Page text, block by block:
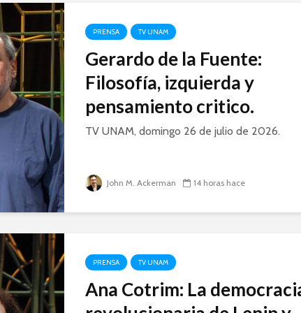
PRENSA TV UNAM
Gerardo de la Fuente:
Filosofía, izquierda y
pensamiento critico.
TV UNAM, domingo 26 de julio de 2026.
John M. Ackerman 14 horas hace
PRENSA TV UNAM
Ana Cotrim: La